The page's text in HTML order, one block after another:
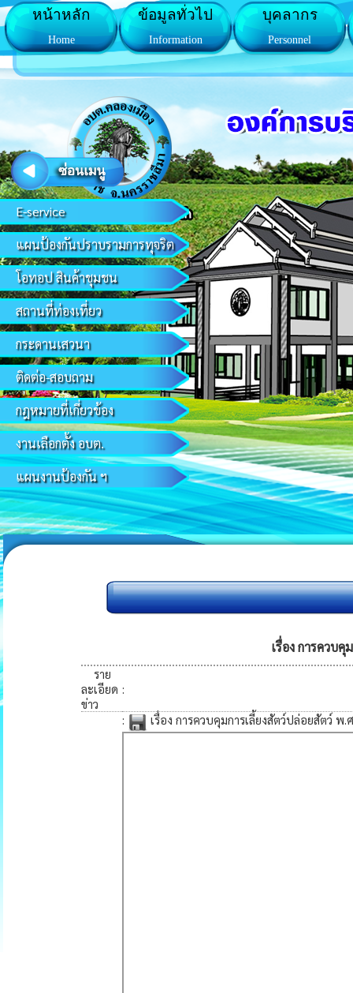
E-service
แผนป้องกันปราบรามการทุจริต
โอทอป สินค้าชุมชน
สถานที่ท่องเที่ยว
กระดานเสวนา
ติดต่อ-สอบถาม
กฎหมายที่เกี่ยวข้อง
งานเลือกตั้ง อบต.
แผนงานป้องกัน ฯ
หน้าหลัก
Home
ข้อมูลทั่วไป
Information
บุคลากร
Personnel
เรื่อง การควบ
ราย
ละเอียด
ข่าว
:
: เรื่อง การควบคุมการเลี้ยงสัตว์ปล่อยสัตว์ พ.